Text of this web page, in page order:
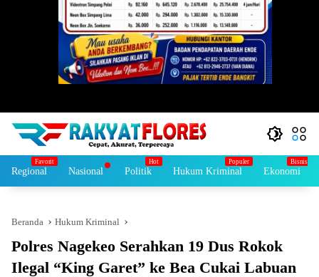
Regional Nasional Politik Hukum Kriminal Ekonomi
Beranda Hukum Kriminal
Polres Nagekeo Serahkan 19 Dus Rokok
Ilegal “King Garet” ke Bea Cukai Labuan